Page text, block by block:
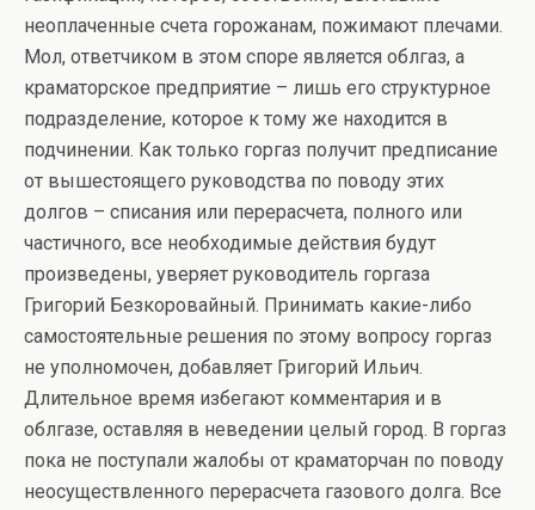
неоплаченные счета горожанам, пожимают плечами.
Мол, ответчиком в этом споре является облгаз, а
краматорское предприятие – лишь его структурное
подразделение, которое к тому же находится в
подчинении. Как только горгаз получит предписание
от вышестоящего руководства по поводу этих
долгов – списания или перерасчета, полного или
частичного, все необходимые действия будут
произведены, уверяет руководитель горгаза
Григорий Безкоровайный. Принимать какие-либо
самостоятельные решения по этому вопросу горгаз
не уполномочен, добавляет Григорий Ильич.
Длительное время избегают комментария и в
облгазе, оставляя в неведении целый город. В горгаз
пока не поступали жалобы от краматорчан по поводу
неосуществленного перерасчета газового долга. Все